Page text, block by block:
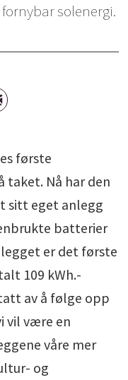
solenergi.
første
taket. Nå har den
sitt eget anlegg
batterier
er det første
109 kWh.-
av å følge opp
vil være en
våre mer
og